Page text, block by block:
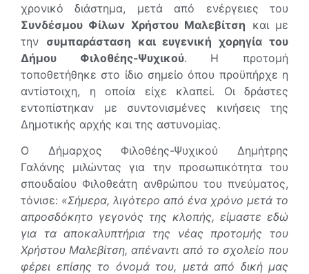
χρονικό διάστημα, μετά από ενέργειες του
Συνδέσμου Φίλων Χρήστου Μαλεβίτση και με
την συμπαράσταση και ευγενική χορηγία του
Δήμου Φιλοθέης-Ψυχικού. Η προτομή
τοποθετήθηκε στο ίδιο σημείο όπου προϋπήρχε η
αντίστοιχη, η οποία είχε κλαπεί. Οι δράστες
εντοπίστηκαν με συντονισμένες κινήσεις της
Δημοτικής αρχής και της αστυνομίας.
Ο Δήμαρχος Φιλοθέης-Ψυχικού Δημήτρης
Γαλάνης μιλώντας για την προσωπικότητα του
σπουδαίου Φιλοθεάτη ανθρώπου του πνεύματος,
τόνισε: «Σήμερα, λιγότερο από ένα χρόνο μετά το
απροσδόκητο γεγονός της κλοπής, είμαστε εδώ
για τα αποκαλυπτήρια της νέας προτομής του
Χρήστου Μαλεβίτση, απέναντι από το σχολείο που
φέρει επίσης το όνομά του, μετά από δική μας